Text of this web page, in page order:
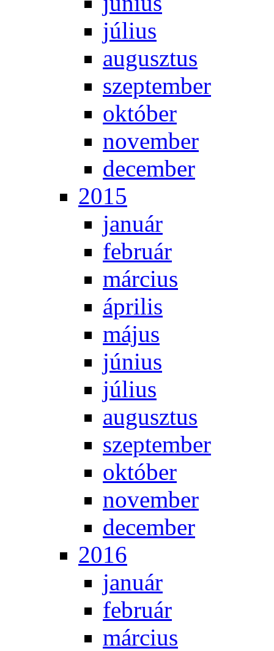
jú­li­us
au­gusz­tus
szep­tem­ber
ok­tó­ber
no­vem­ber
de­cem­ber
2015
ja­nu­ár
feb­ru­ár
már­ci­us
áp­ri­lis
má­jus
jú­ni­us
jú­li­us
au­gusz­tus
szep­tem­ber
ok­tó­ber
no­vem­ber
de­cem­ber
2016
ja­nu­ár
feb­ru­ár
már­ci­us